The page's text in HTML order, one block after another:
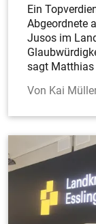
Ein
Abgeordnete
Jusos im
sagt Matthias
Kai